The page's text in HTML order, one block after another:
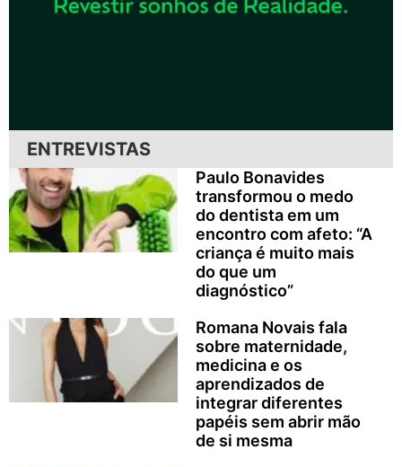
ENTREVISTAS
Paulo Bonavides
transformou o medo
do dentista em um
encontro com afeto: “A
criança é muito mais
do que um
diagnóstico”
Romana Novais fala
sobre maternidade,
medicina e os
aprendizados de
integrar diferentes
papéis sem abrir mão
de si mesma